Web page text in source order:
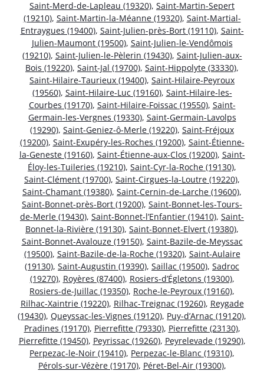
Saint-Merd-de-Lapleau (19320), Saint-Martin-Sepert
(19210), Saint-Martin-la-Méanne (19320), Saint-Martial-
Entraygues (19400), Saint-Julien-près-Bort (19110), Saint-
Julien-Maumont (19500), Saint-Julien-le-Vendômois
(19210), Saint-Julien-le-Pèlerin (19430), Saint-Julien-aux-
Bois (19220), Saint-Jal (19700), Saint-Hippolyte (33330),
Saint-Hilaire-Taurieux (19400), Saint-Hilaire-Peyroux
(19560), Saint-Hilaire-Luc (19160), Saint-Hilaire-les-
Courbes (19170), Saint-Hilaire-Foissac (19550), Saint-
Germain-les-Vergnes (19330), Saint-Germain-Lavolps
(19290), Saint-Geniez-ô-Merle (19220), Saint-Fréjoux
(19200), Saint-Exupéry-les-Roches (19200), Saint-Étienne-
la-Geneste (19160), Saint-Étienne-aux-Clos (19200), Saint-
Éloy-les-Tuileries (19210), Saint-Cyr-la-Roche (19130),
Saint-Clément (19700), Saint-Cirgues-la-Loutre (19220),
Saint-Chamant (19380), Saint-Cernin-de-Larche (19600),
Saint-Bonnet-près-Bort (19200), Saint-Bonnet-les-Tours-
de-Merle (19430), Saint-Bonnet-l’Enfantier (19410), Saint-
Bonnet-la-Rivière (19130), Saint-Bonnet-Elvert (19380),
Saint-Bonnet-Avalouze (19150), Saint-Bazile-de-Meyssac
(19500), Saint-Bazile-de-la-Roche (19320), Saint-Aulaire
(19130), Saint-Augustin (19390), Saillac (19500), Sadroc
(19270), Royères (87400), Rosiers-d’Égletons (19300),
Rosiers-de-Juillac (19350), Roche-le-Peyroux (19160),
Rilhac-Xaintrie (19220), Rilhac-Treignac (19260), Reygade
(19430), Queyssac-les-Vignes (19120), Puy-d’Arnac (19120),
Pradines (19170), Pierrefitte (79330), Pierrefitte (23130),
Pierrefitte (19450), Peyrissac (19260), Peyrelevade (19290),
Perpezac-le-Noir (19410), Perpezac-le-Blanc (19310),
Pérols-sur-Vézère (19170), Péret-Bel-Air (19300),